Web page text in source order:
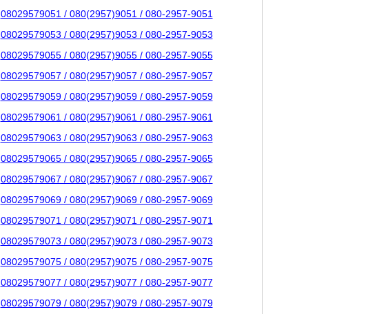
08029579051 / 080(2957)9051 / 080-2957-9051
08029579053 / 080(2957)9053 / 080-2957-9053
08029579055 / 080(2957)9055 / 080-2957-9055
08029579057 / 080(2957)9057 / 080-2957-9057
08029579059 / 080(2957)9059 / 080-2957-9059
08029579061 / 080(2957)9061 / 080-2957-9061
08029579063 / 080(2957)9063 / 080-2957-9063
08029579065 / 080(2957)9065 / 080-2957-9065
08029579067 / 080(2957)9067 / 080-2957-9067
08029579069 / 080(2957)9069 / 080-2957-9069
08029579071 / 080(2957)9071 / 080-2957-9071
08029579073 / 080(2957)9073 / 080-2957-9073
08029579075 / 080(2957)9075 / 080-2957-9075
08029579077 / 080(2957)9077 / 080-2957-9077
08029579079 / 080(2957)9079 / 080-2957-9079